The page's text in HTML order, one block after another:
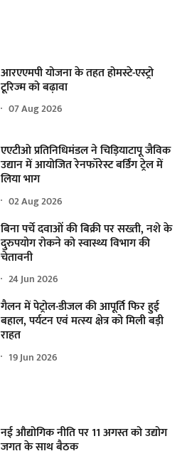
आरएएमपी योजना के तहत होमस्टे-एस्ट्रो
टूरिज्म को बढ़ावा
07 Aug 2026
एएटीओ प्रतिनिधिमंडल ने चिड़ियाटापू जैविक
उद्यान में आयोजित रेनफॉरेस्ट बर्डिंग ट्रेल में
लिया भाग
02 Aug 2026
बिना पर्चे दवाओं की बिक्री पर सख्ती, नशे के
दुरुपयोग रोकने को स्वास्थ्य विभाग की
चेतावनी
24 Jun 2026
गैलन में पेट्रोल-डीजल की आपूर्ति फिर हुई
बहाल, पर्यटन एवं मत्स्य क्षेत्र को मिली बड़ी
राहत
19 Jun 2026
नई औद्योगिक नीति पर 11 अगस्त को उद्योग
जगत के साथ बैठक